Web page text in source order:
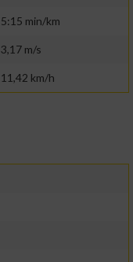
5:15 min/km
3,17 m/s
11,42 km/h